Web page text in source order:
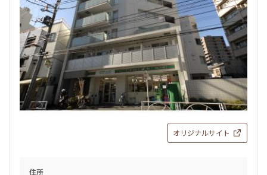
オリジナルサイト
住所